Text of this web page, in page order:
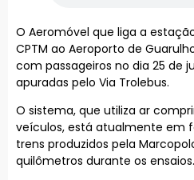
O Aeromóvel que liga a
CPTM ao Aeroporto de
com passageiros no dia 25 de
apuradas pelo Via Trolebus.
O sistema, que utiliza ar
veículos, está atualmente em
trens produzidos pela
quilômetros durante os ensaios.